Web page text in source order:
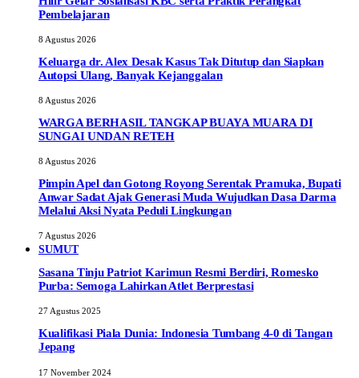
Pembelajaran
8 Agustus 2026
Keluarga dr. Alex Desak Kasus Tak Ditutup dan Siapkan
Autopsi Ulang, Banyak Kejanggalan
8 Agustus 2026
WARGA BERHASIL TANGKAP BUAYA MUARA DI
SUNGAI UNDAN RETEH
8 Agustus 2026
Pimpin Apel dan Gotong Royong Serentak Pramuka, Bupati
Anwar Sadat Ajak Generasi Muda Wujudkan Dasa Darma
Melalui Aksi Nyata Peduli Lingkungan
7 Agustus 2026
SUMUT
Sasana Tinju Patriot Karimun Resmi Berdiri, Romesko
Purba: Semoga Lahirkan Atlet Berprestasi
27 Agustus 2025
Kualifikasi Piala Dunia: Indonesia Tumbang 4-0 di Tangan
Jepang
17 November 2024